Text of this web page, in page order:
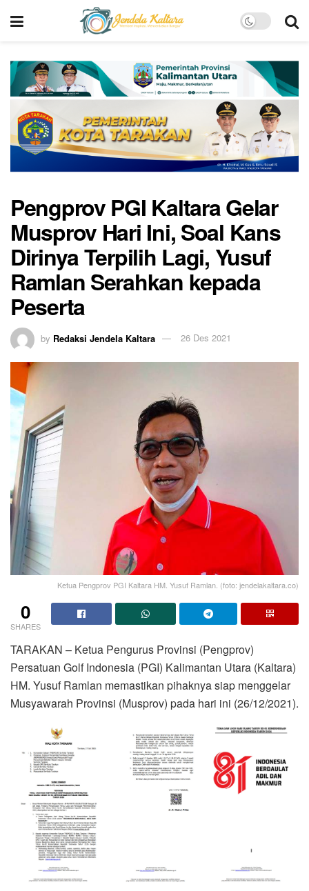
Pengprov PGI Kaltara Gelar
Musprov Hari Ini, Soal Kans
Dirinya Terpilih Lagi, Yusuf
Ramlan Serahkan kepada
Peserta
by Redaksi Jendela Kaltara 26 Des 2021
Ketua Pengprov PGI Kaltara HM. Yusuf Ramlan. (foto: jendelakaltara.co)
0
SHARES
TARAKAN – Ketua Pengurus Provinsi (Pengprov)
Persatuan Golf Indonesia (PGI) Kalimantan Utara (Kaltara)
HM. Yusuf Ramlan memastikan pihaknya siap menggelar
Musyawarah Provinsi (Musprov) pada hari ini (26/12/2021).